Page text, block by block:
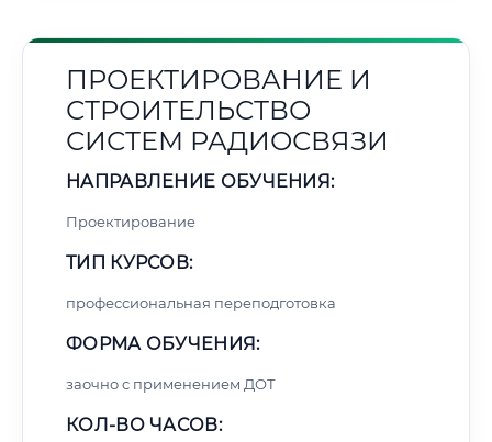
ПРОЕКТИРОВАНИЕ И
СТРОИТЕЛЬСТВО
СИСТЕМ РАДИОСВЯЗИ
НАПРАВЛЕНИЕ ОБУЧЕНИЯ:
Проектирование
ТИП КУРСОВ:
профессиональная переподготовка
ФОРМА ОБУЧЕНИЯ:
заочно с применением ДОТ
КОЛ-ВО ЧАСОВ: